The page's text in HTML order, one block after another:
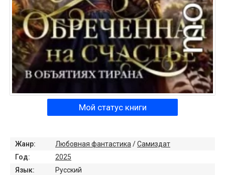
Мой статус книги
Жанр: Любовная фантастика /Самиздат
Год:
2025
Язык:
Русский